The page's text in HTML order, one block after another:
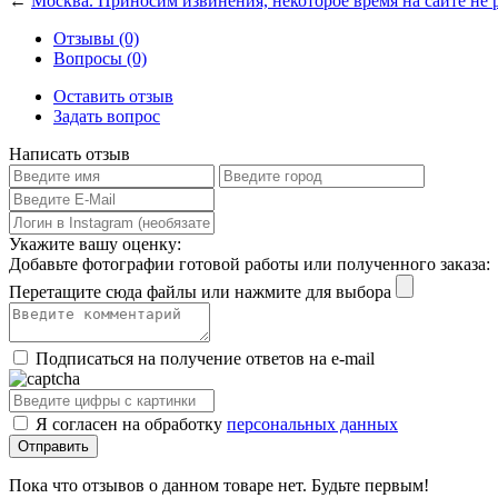
Отзывы (0)
Вопросы (0)
Оставить отзыв
Задать вопрос
Написать отзыв
Укажите вашу оценку:
Добавьте фотографии готовой работы или полученного заказа:
Перетащите сюда файлы или нажмите для выбора
Подписаться на получение ответов на e-mail
Я согласен на обработку персональных данных
Пока что отзывов о данном товаре нет. Будьте первым!